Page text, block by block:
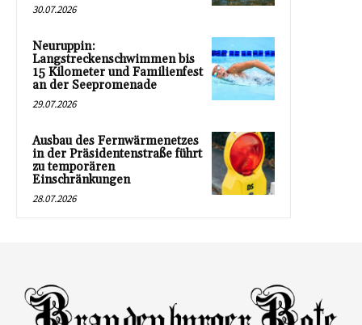
30.07.2026
Neuruppin:
Langstreckenschwimmen bis
15 Kilometer und Familienfest
an der Seepromenade
29.07.2026
Ausbau des Fernwärmenetzes
in der Präsidentenstraße führt
zu temporären
Einschränkungen
28.07.2026